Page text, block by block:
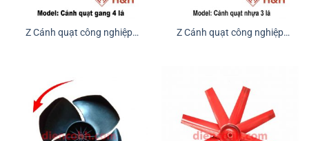
Z Cánh quạt công nghiệp
Z Cánh quạt công nghiệp